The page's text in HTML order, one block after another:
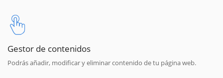
Gestor de contenidos
Podrás añadir, modificar y eliminar contenido de tu página web.